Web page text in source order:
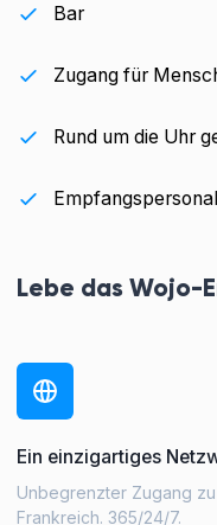
Bar
Zugang für
Rund um die Uhr
Empfangspersonal
Lebe das Wojo-
Ein einzigartiges
Unbegrenzter Zugang
Frankreich. 365/24/7.